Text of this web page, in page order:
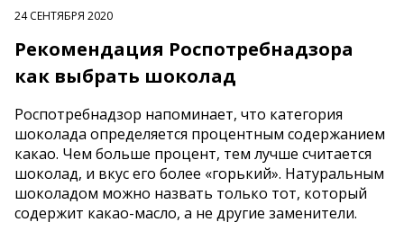
24 СЕНТЯБРЯ 2020
Рекомендация Роспотребнадзора
как выбрать шоколад
Роспотребнадзор напоминает, что категория
шоколада определяется процентным содержанием
какао. Чем больше процент, тем лучше считается
шоколад, и вкус его более «горький». Натуральным
шоколадом можно назвать только тот, который
содержит какао-масло, а не другие заменители.